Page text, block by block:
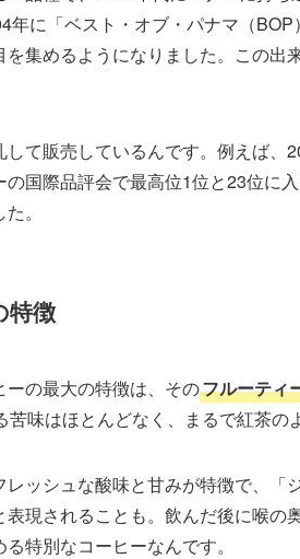
年に「ベスト・オブ・パナマ（
集めるようになりました。この出
て販売しているんです。例えば、
国際品評会で最高位1位と23位に
。
特徴
の最大の特徴は、そのフルーティ
味はほとんどなく、まるで紅茶の
ッシュな酸味と甘みが特徴で、「
現されることも。飲んだ後に喉の
特別なコーヒーなんです。